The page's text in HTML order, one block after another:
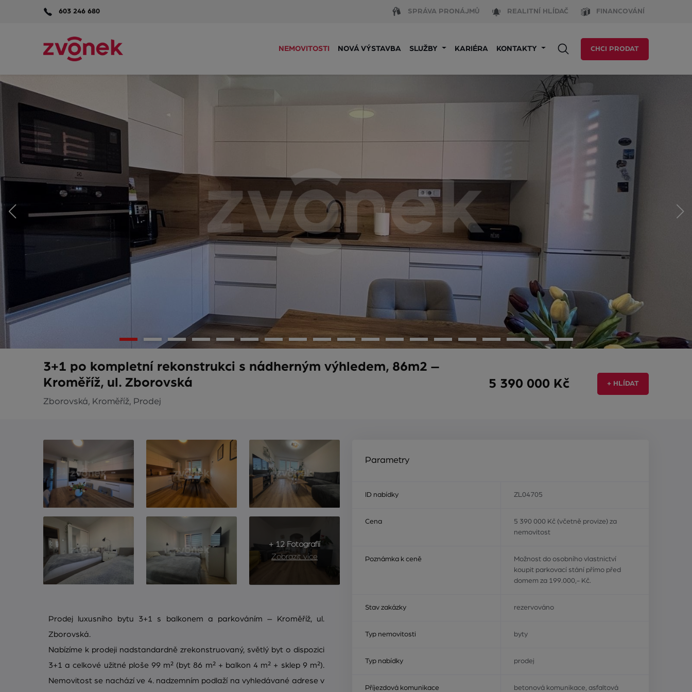
603 246 680 SPRÁVA PRONÁJMŮ REALITNÍ HLÍDAČ FINANCOVÁNÍ
NEMOVITOSTI NOVÁ VÝSTAVBA SLUŽBY KARIÉRA KONTAKTY CHCI PRODAT
3+1 po kompletní rekonstrukci s nádherným výhledem, 86m2 –
Kroměříž, ul. Zborovská
Zborovská, Kroměříž, Prodej
5 390 000 Kč + HLÍDAT
+ 12 Fotografií
Zobrazit více
Prodej luxusního bytu 3+1 s balkonem a parkováním – Kroměříž, ul.
Zborovská.
Nabízíme k prodeji nadstandardně zrekonstruovaný, světlý byt o dispozici
3+1 a celkové užitné ploše 99 m² (byt 86 m² + balkon 4 m² + sklep 9 m²).
Nemovitost se nachází ve 4. nadzemním podlaží na vyhledávané adrese v
Parametry
ID nabídky ZL04705
Cena
5 390 000 Kč (včetně provize) za
nemovitost
Poznámka k ceně
Možnost do osobního vlastnictví
koupit parkovací stání přímo před
domem za 199.000,- Kč.
Stav zakázky rezervováno
Typ nemovitosti byty
Typ nabídky prodej
Příjezdová komunikace
betonová komunikace, asfaltová